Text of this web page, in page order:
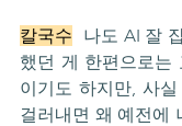
칼국수
나도 AI 잘
했던 게 한편으로는
이기도 하지만, 사
걸러내면 왜 예전에